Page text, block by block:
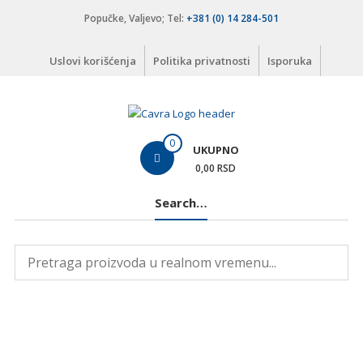
Popučke, Valjevo; Tel: +381 (0) 14 284-501
Uslovi korišćenja Politika privatnosti Isporuka
ruke
::..
Široka
0 UKUPNO
0,00 RSD
Search…